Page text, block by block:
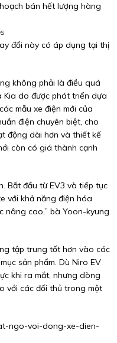
bán hết lượng hàng
đổi này có áp dụng tại thị
không phải là điều quá
Kia do được phát triển dựa
mẫu xe điện mới của
điện chuyên biệt, cho
động dài hơn và thiết kế
còn có giá thành cạnh
Bắt đầu từ EV3 và tiếp tục
với khả năng điện hóa
nâng cao,” bà Yoon-kyung
tập trung tốt hơn vào các
sản phẩm. Dù Niro EV
khi ra mắt, nhưng dòng
với các đối thủ trong một
ngo-voi-dong-xe-dien-